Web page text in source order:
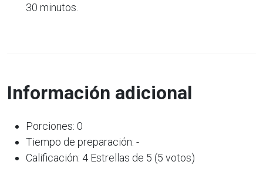
30 minutos.
Información adicional
Porciones: 0
Tiempo de preparación: -
Calificación: 4 Estrellas de 5 (5 votos)